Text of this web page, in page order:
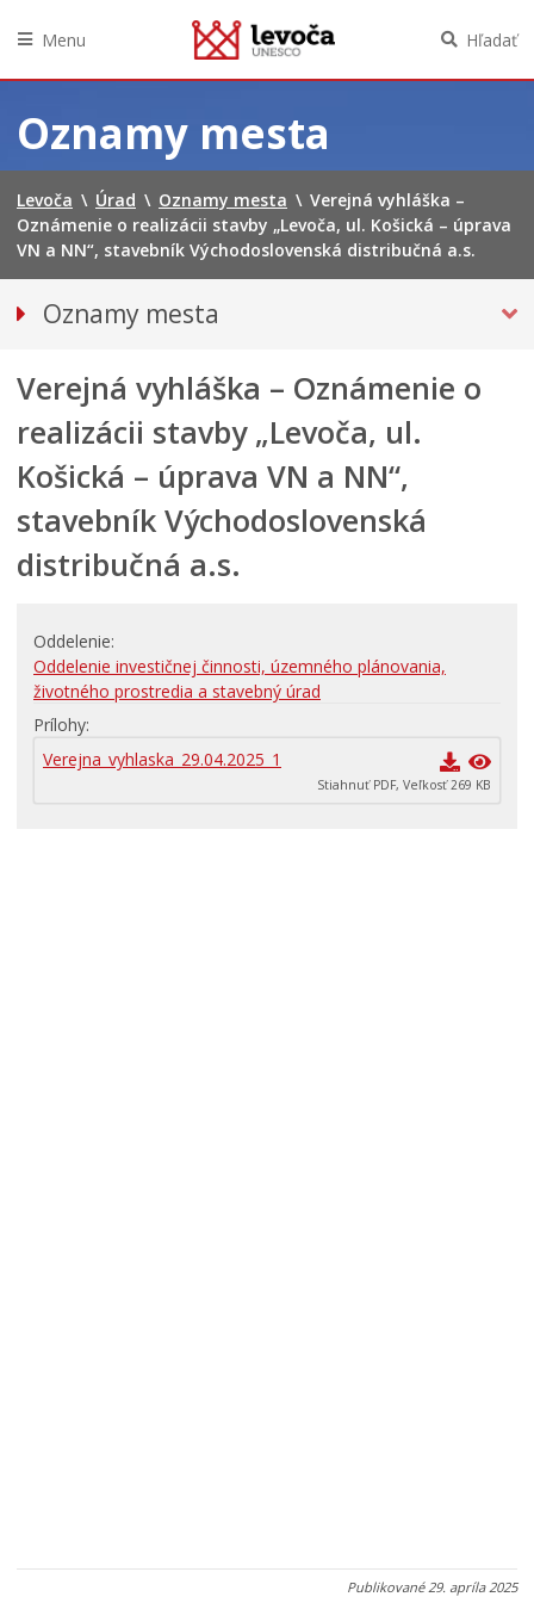
obsah
Menu Hľadať
Oznamy mesta
Levoča \ Úrad \ Oznamy mesta \ Verejná vyhláška –
Oznámenie o realizácii stavby „Levoča, ul. Košická – úprava
VN a NN“, stavebník Východoslovenská distribučná a.s.
Oznamy mesta
Bezpečnosť
Doprava, údržba komunikácií
Kultúra, šport a propagácia
PRIMÁTOR INFORMUJE
RODINA, ŽIVOT, BÝVANIE
STAVBY, PRENÁJMY A POZEMKY
Zamestnanie v samospráve
Životné prostredie a odpady
Verejná vyhláška – Oznámenie o
realizácii stavby „Levoča, ul.
Košická – úprava VN a NN“,
stavebník Východoslovenská
distribučná a.s.
Oddelenie
Oddelenie investičnej činnosti, územného plánovania,
životného prostredia a stavebný úrad
Prílohy
Verejna_vyhlaska_29.04.2025_1
Stiahnuť PDF, Veľkosť 269 KB
Publikované29. apríla 2025